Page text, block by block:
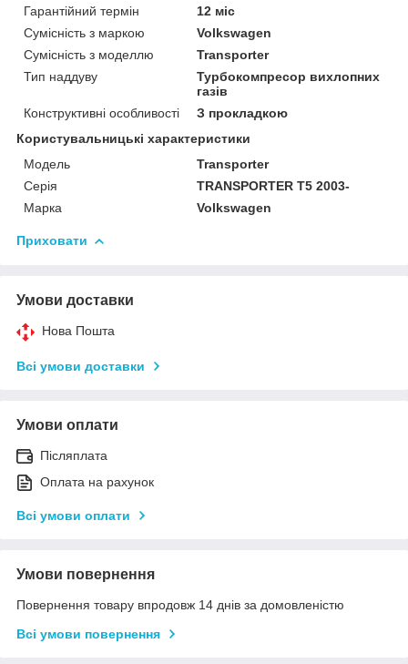
Гарантійний термін
12 міс
Сумісність з маркою
Volkswagen
Сумісність з моделлю
Transporter
Тип наддуву
Турбокомпресор вихлопних
газів
Конструктивні особливості
З прокладкою
Користувальницькі характеристики
Модель
Transporter
Серія
TRANSPORTER T5 2003-
Марка
Volkswagen
Приховати
Умови доставки
Нова Пошта
Всі умови доставки
Умови оплати
Післяплата
Оплата на рахунок
Всі умови оплати
Умови повернення
Повернення товару впродовж 14 днів за домовленістю
Всі умови повернення